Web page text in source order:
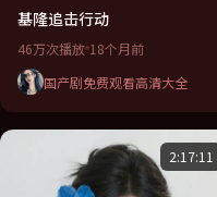
基隆追击行动
46万次播放 18个月前
国产剧免费观看高清大全
2:17:11